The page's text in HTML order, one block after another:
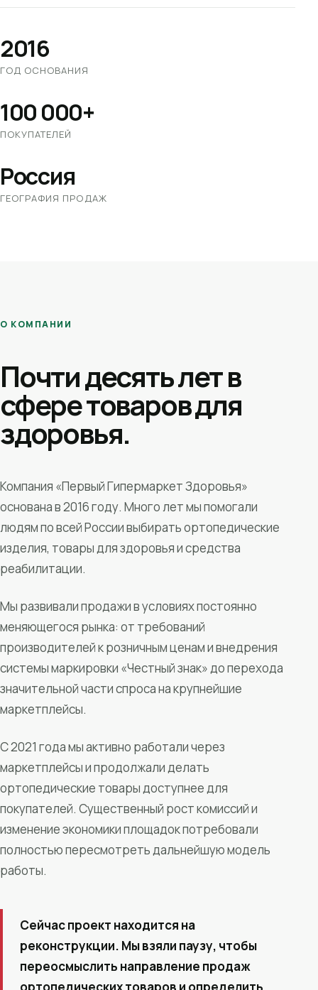
2016
ГОД ОСНОВАНИЯ
100 000+
ПОКУПАТЕЛЕЙ
Россия
ГЕОГРАФИЯ ПРОДАЖ
О КОМПАНИИ
Почти десять лет в
сфере товаров для
здоровья.
Компания «Первый Гипермаркет Здоровья»
основана в 2016 году. Много лет мы помогали
людям по всей России выбирать ортопедические
изделия, товары для здоровья и средства
реабилитации.
Мы развивали продажи в условиях постоянно
меняющегося рынка: от требований
производителей к розничным ценам и внедрения
системы маркировки «Честный знак» до перехода
значительной части спроса на крупнейшие
маркетплейсы.
С 2021 года мы активно работали через
маркетплейсы и продолжали делать
ортопедические товары доступнее для
покупателей. Существенный рост комиссий и
изменение экономики площадок потребовали
полностью пересмотреть дальнейшую модель
работы.
Сейчас проект находится на
реконструкции. Мы взяли паузу, чтобы
переосмыслить направление продаж